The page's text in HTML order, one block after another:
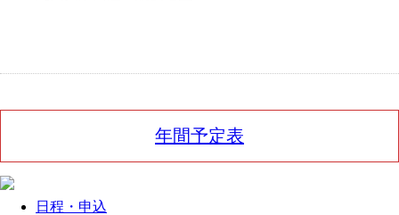
年間予定表
日程・ 申込